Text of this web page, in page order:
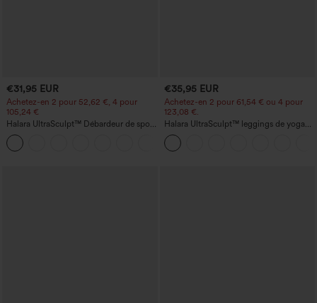
€31,95 EUR
Achetez-en 2 pour 52,62 €, 4 pour
105,24 €
Halara UltraSculpt™ Débardeur de sport
à col rond et ourlet arrondi
€35,95 EUR
Achetez-en 2 pour 61,54 € ou 4 pour
123,08 €.
Halara UltraSculpt™ leggings de yoga
taille haute, gainants avec contrôle du
ventre, coupe bootcut, à poches